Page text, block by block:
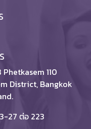
110
District, Bangkok
27 ต่อ 223